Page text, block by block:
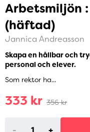
Arbetsmiljön
(häftad)
Jannica Andreasson
Skapa en hållbar och
personal och elever.
Som rektor ha...
333 kr 356 kr